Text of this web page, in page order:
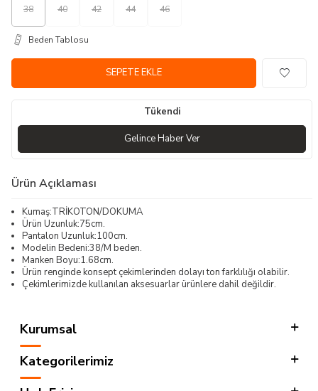
38 40 42 44 46
Beden Tablosu
SEPETE EKLE
Tükendi
Gelince Haber Ver
Ürün Açıklaması
Kumaş:TRİKOTON/DOKUMA
Ürün Uzunluk:75cm.
Pantalon Uzunluk:100cm.
Modelin Bedeni:38/M beden.
Manken Boyu:1.68cm.
Ürün renginde konsept çekimlerinden dolayı ton farklılığı olabilir.
Çekimlerimizde kullanılan aksesuarlar ürünlere dahil değildir.
Kurumsal
Kategorilerimiz